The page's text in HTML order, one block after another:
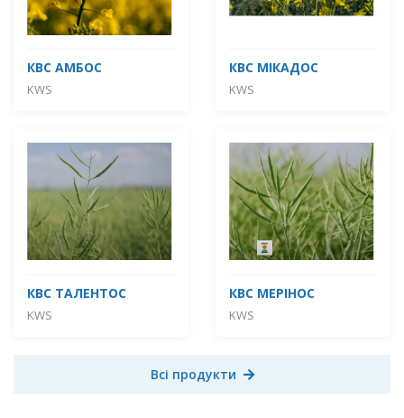
КВС АМБОС
KWS
КВС МІКАДОС
KWS
КВС ТАЛЕНТОС
KWS
КВС МЕРІНОС
KWS
Всі продукти